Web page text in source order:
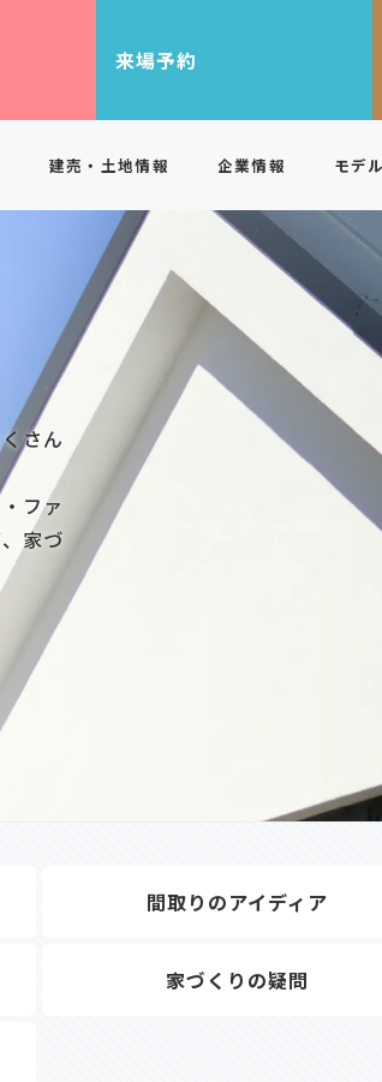
来場予約
高性能 コストパフォーマンス
くあるご質問 家づくり動画
SMART BE FIND
キャンペーン イベント
お客様の声
建売・土地情報
土地一覧
企業情報
ニュースリリース ZEH普及情報
モデ
さん
ファ
家づ
間取りのアイディア
家づくりの疑問